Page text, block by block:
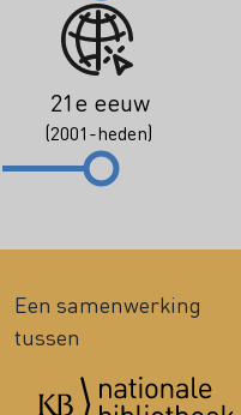
21e eeuw
(2001-heden)
Een samenwerking
tussen